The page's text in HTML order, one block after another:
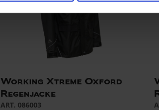
Working Xtreme Oxford
Regenjacke
ART. 086003